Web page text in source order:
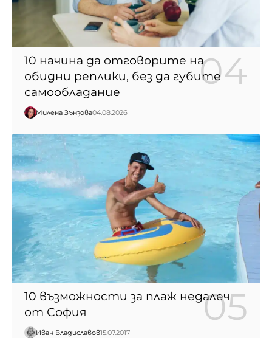
10 начина да отговорите на
обидни реплики, без да губите
самообладание
Милена Зънзова04.08.2026
10 възможности за плаж недалеч
от София
Иван Владиславов15.07.2017